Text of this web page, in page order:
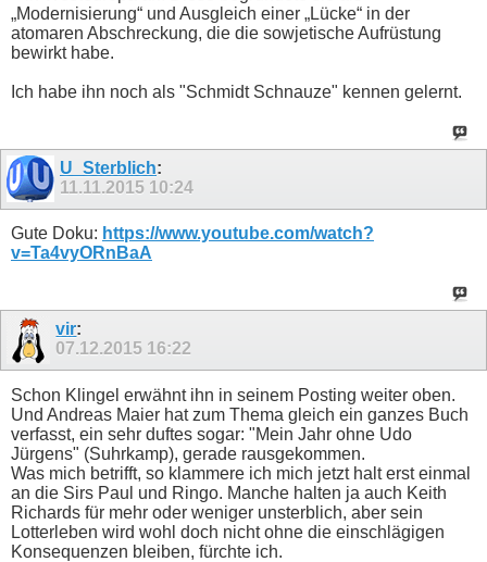
„Modernisierung“ und Ausgleich einer „Lücke“ in der
atomaren Abschreckung, die die sowjetische Aufrüstung
bewirkt habe.
Ich habe ihn noch als "Schmidt Schnauze" kennen gelernt.
U_Sterblich:
11.11.2015 10:24
Gute Doku: https://www.youtube.com/watch?
v=Ta4vyORnBaA
vir:
07.12.2015 16:22
Schon Klingel erwähnt ihn in seinem Posting weiter oben.
Und Andreas Maier hat zum Thema gleich ein ganzes Buch
verfasst, ein sehr duftes sogar: "Mein Jahr ohne Udo
Jürgens" (Suhrkamp), gerade rausgekommen.
Was mich betrifft, so klammere ich mich jetzt halt erst einmal
an die Sirs Paul und Ringo. Manche halten ja auch Keith
Richards für mehr oder weniger unsterblich, aber sein
Lotterleben wird wohl doch nicht ohne die einschlägigen
Konsequenzen bleiben, fürchte ich.